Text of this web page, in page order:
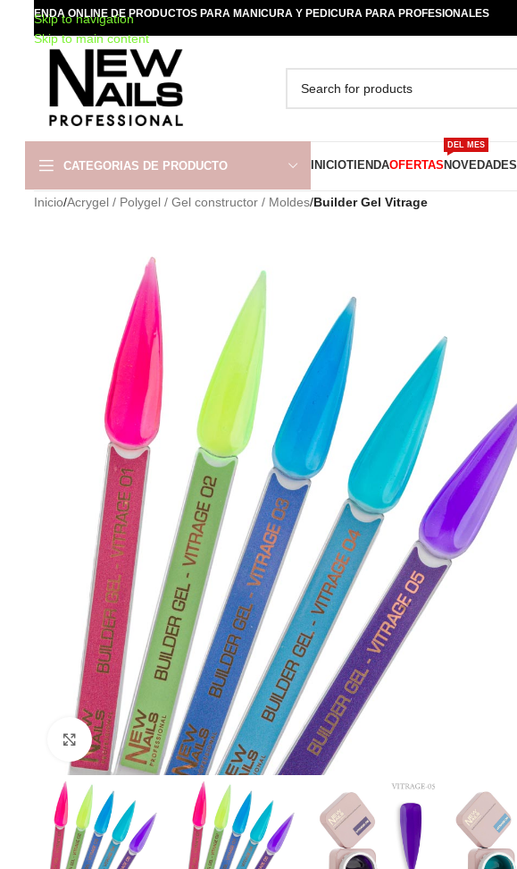
Skip to navigation
Skip to main content
TIENDA ONLINE DE PRODUCTOS PARA MANICURA Y PEDICURA PARA PROFESIONALES
CATEGORIAS DE PRODUCTO INICIOTIENDAOFERTAS NOVEDADES
DEL MES
Inicio/Acrygel / Polygel / Gel constructor / Moldes/Builder Gel Vitrage
AMPLIAR IMAGEN